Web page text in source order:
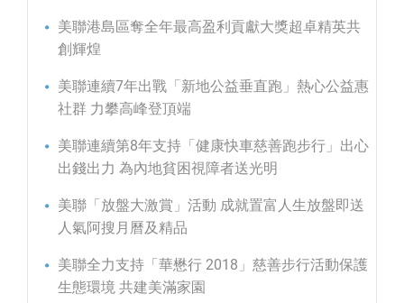
美聯港島區奪全年最高盈利貢獻大獎超卓精英共
創輝煌
美聯連續7年出戰「新地公益垂直跑」熱心公益惠
社群 力攀高峰登頂端
美聯連續第8年支持「健康快車慈善跑步行」出心
出錢出力 為內地貧困視障者送光明
美聯「放盤大激賞」活動 成就置富人生放盤即送
人氣阿搜月曆及精品
美聯全力支持「華懋行 2018」慈善步行活動保護
生態環境 共建美滿家園